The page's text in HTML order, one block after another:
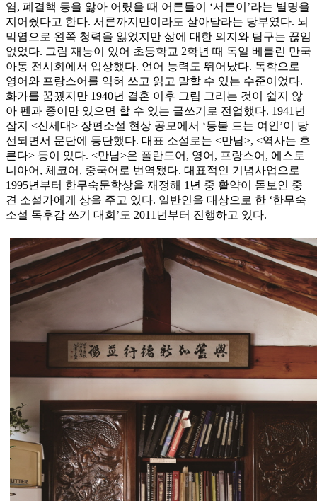
염, 폐결핵 등을 앓아 어렸을 때 어른들이 ‘서른이’라는 별명을
지어줬다고 한다. 서른까지만이라도 살아달라는 당부였다. 뇌
막염으로 왼쪽 청력을 잃었지만 삶에 대한 의지와 탐구는 끊임
없었다. 그림 재능이 있어 초등학교 2학년 때 독일 베를린 만국
아동 전시회에서 입상했다. 언어 능력도 뛰어났다. 독학으로
영어와 프랑스어를 익혀 쓰고 읽고 말할 수 있는 수준이었다.
화가를 꿈꿨지만 1940년 결혼 이후 그림 그리는 것이 쉽지 않
아 펜과 종이만 있으면 할 수 있는 글쓰기로 전업했다. 1941년
잡지 <신세대> 장편소설 현상 공모에서 ‘등불 드는 여인’이 당
선되면서 문단에 등단했다. 대표 소설로는 <만남>, <역사는 흐
른다> 등이 있다. <만남>은 폴란드어, 영어, 프랑스어, 에스토
니아어, 체코어, 중국어로 번역됐다. 대표적인 기념사업으로
1995년부터 한무숙문학상을 재정해 1년 중 활약이 돋보인 중
견 소설가에게 상을 주고 있다. 일반인을 대상으로 한 ‘한무숙
소설 독후감 쓰기 대회’도 2011년부터 진행하고 있다.